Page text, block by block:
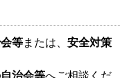
等または、 安全対策
治会等へご相談くだ